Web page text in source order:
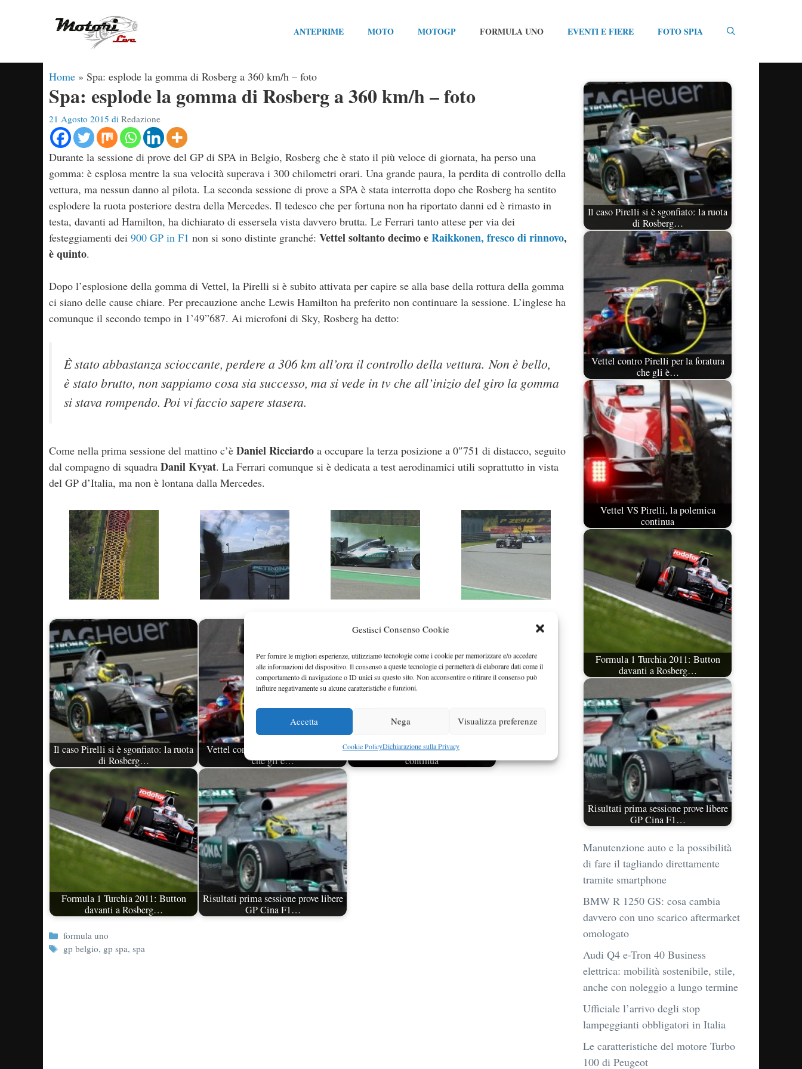
Gestisci Consenso Cookie
Per fornire le migliori esperienze, utilizziamo tecnologie come i cookie per memorizzare e/o accedere
alle informazioni del dispositivo. Il consenso a queste tecnologie ci permetterà di elaborare dati come il
comportamento di navigazione o ID unici su questo sito. Non acconsentire o ritirare il consenso può
influire negativamente su alcune caratteristiche e funzioni.
Accetta Nega Visualizza preferenze
Cookie PolicyDichiarazione sulla Privacy
ANTEPRIME MOTO MOTOGP FORMULA UNO EVENTI E FIERE FOTO SPIA
Home » Spa: esplode la gomma di Rosberg a 360 km/h – foto
Spa: esplode la gomma di Rosberg a 360 km/h – foto
21 Agosto 2015 di Redazione
Durante la sessione di prove del GP di SPA in Belgio, Rosberg che è stato il più veloce di giornata, ha perso una
gomma: è esplosa mentre la sua velocità superava i 300 chilometri orari. Una grande paura, la perdita di controllo della
vettura, ma nessun danno al pilota. La seconda sessione di prove a SPA è stata interrotta dopo che Rosberg ha sentito
esplodere la ruota posteriore destra della Mercedes. Il tedesco che per fortuna non ha riportato danni ed è rimasto in
testa, davanti ad Hamilton, ha dichiarato di essersela vista davvero brutta. Le Ferrari tanto attese per via dei
festeggiamenti dei 900 GP in F1 non si sono distinte granché: Vettel soltanto decimo eRaikkonen, fresco di rinnovo,
è quinto.
Dopo l’esplosione della gomma di Vettel, la Pirelli si è subito attivata per capire se alla base della rottura della gomma
ci siano delle cause chiare. Per precauzione anche Lewis Hamilton ha preferito non continuare la sessione. L’inglese ha
comunque il secondo tempo in 1’49”687. Ai microfoni di Sky, Rosberg ha detto:
È stato abbastanza scioccante, perdere a 306 km all’ora il controllo della vettura. Non è bello,
è stato brutto, non sappiamo cosa sia successo, ma si vede in tv che all’inizio del giro la gomma
si stava rompendo. Poi vi faccio sapere stasera.
Come nella prima sessione del mattino c’è Daniel Ricciardo a occupare la terza posizione a 0″751 di distacco, seguito
dal compagno di squadra Danil Kvyat. La Ferrari comunque si è dedicata a test aerodinamici utili soprattutto in vista
del GP d’Italia, ma non è lontana dalla Mercedes.
Il caso Pirelli si è sgonfiato: la ruota
di Rosberg…
Vettel contro Pirelli per la foratura
che gli è…
Vettel VS Pirelli, la polemica
continua
Formula 1 Turchia 2011: Button
davanti a Rosberg…
Risultati prima sessione prove libere
GP Cina F1…
Categorie
formula uno
Tag
gp belgio, gp spa,spa
Il caso Pirelli si è sgonfiato: la ruota
di Rosberg…
Vettel contro Pirelli per la foratura
che gli è…
Vettel VS Pirelli, la polemica
continua
Formula 1 Turchia 2011: Button
davanti a Rosberg…
Risultati prima sessione prove libere
GP Cina F1…
Manutenzione auto e la possibilità
di fare il tagliando direttamente
tramite smartphone
BMW R 1250 GS: cosa cambia
davvero con uno scarico aftermarket
omologato
Audi Q4 e-Tron 40 Business
elettrica: mobilità sostenibile, stile,
anche con noleggio a lungo termine
Ufficiale l’arrivo degli stop
lampeggianti obbligatori in Italia
Le caratteristiche del motore Turbo
100 di Peugeot